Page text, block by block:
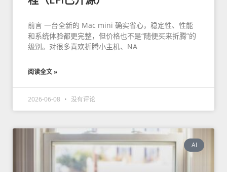
前言 一台全新的 Mac mini 确实省心，稳定性、性能
和系统体验都更完整，但价格也不是“随便买来折腾”的
级别。对很多喜欢折腾小主机、NA
阅读全文 »
2026-06-08 没有评论
AI